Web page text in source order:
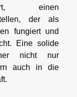
einen
der als
fungiert und
Eine solide
nicht nur
auch in die